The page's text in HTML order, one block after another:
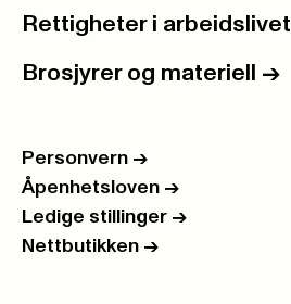
Rettigheter i arbeidslivet
Brosjyrer og materiell ->
Personvern ->
Åpenhetsloven ->
Ledige stillinger ->
Nettbutikken ->